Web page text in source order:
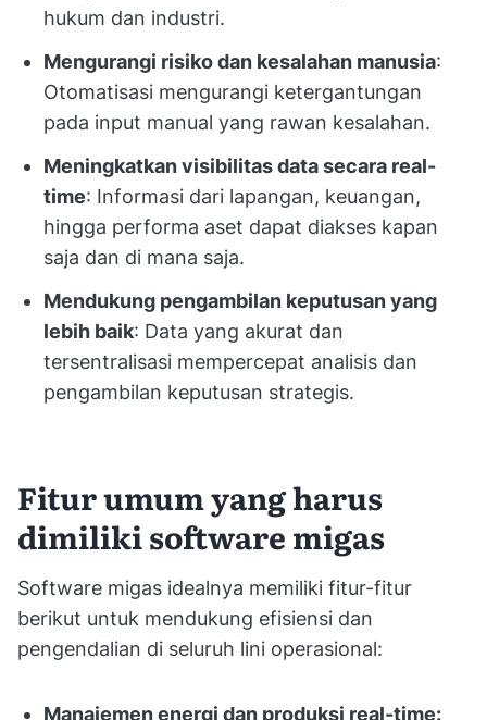
hukum dan industri.
Mengurangi risiko dan kesalahan manusia:
Otomatisasi mengurangi ketergantungan
pada input manual yang rawan kesalahan.
Meningkatkan visibilitas data secara real-
time: Informasi dari lapangan, keuangan,
hingga performa aset dapat diakses kapan
saja dan di mana saja.
Mendukung pengambilan keputusan yang
lebih baik: Data yang akurat dan
tersentralisasi mempercepat analisis dan
pengambilan keputusan strategis.
Fitur umum yang harus
dimiliki software migas
Software migas idealnya memiliki fitur-fitur
berikut untuk mendukung efisiensi dan
pengendalian di seluruh lini operasional:
Manajemen energi dan produksi real-time: